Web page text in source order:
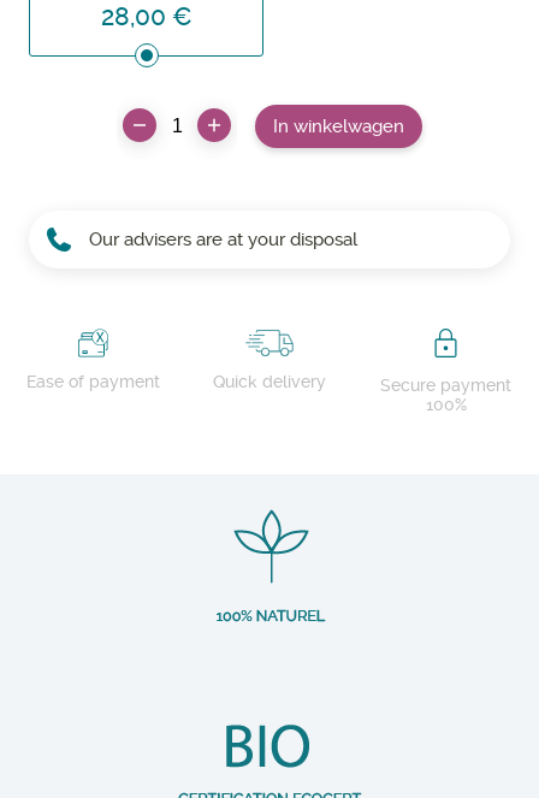
28,00 €
In winkelwagen
Our advisers are at your disposal
Ease of payment Quick delivery
Secure payment
100%